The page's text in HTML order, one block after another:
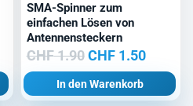
SMA-Spinner zum
einfachen Lösen von
Antennensteckern
CHF1.90 Ursprünglicher
Preis
war:
CHF1.50
Preis
ist:
In den Warenkorb